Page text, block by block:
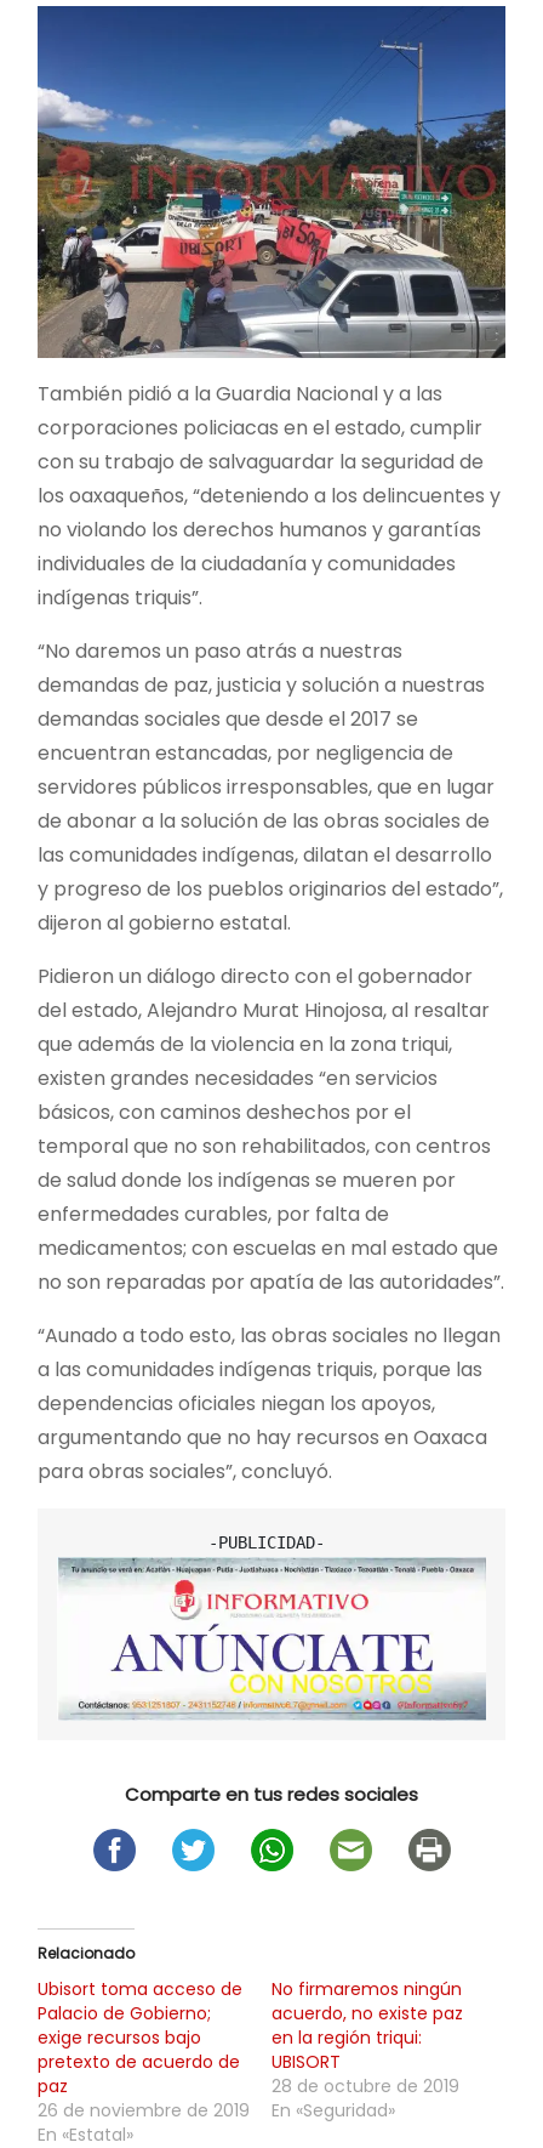
También pidió a la Guardia Nacional y a las
corporaciones policiacas en el estado, cumplir
con su trabajo de salvaguardar la seguridad de
los oaxaqueños, “deteniendo a los delincuentes y
no violando los derechos humanos y garantías
individuales de la ciudadanía y comunidades
indígenas triquis”.
“No daremos un paso atrás a nuestras
demandas de paz, justicia y solución a nuestras
demandas sociales que desde el 2017 se
encuentran estancadas, por negligencia de
servidores públicos irresponsables, que en lugar
de abonar a la solución de las obras sociales de
las comunidades indígenas, dilatan el desarrollo
y progreso de los pueblos originarios del estado”,
dijeron al gobierno estatal.
Pidieron un diálogo directo con el gobernador
del estado, Alejandro Murat Hinojosa, al resaltar
que además de la violencia en la zona triqui,
existen grandes necesidades “en servicios
básicos, con caminos deshechos por el
temporal que no son rehabilitados, con centros
de salud donde los indígenas se mueren por
enfermedades curables, por falta de
medicamentos; con escuelas en mal estado que
no son reparadas por apatía de las autoridades”.
“Aunado a todo esto, las obras sociales no llegan
a las comunidades indígenas triquis, porque las
dependencias oficiales niegan los apoyos,
argumentando que no hay recursos en Oaxaca
para obras sociales”, concluyó.
Comparte en tus redes sociales
Relacionado
Ubisort toma acceso de
Palacio de Gobierno;
exige recursos bajo
pretexto de acuerdo de
paz
26 de noviembre de 2019
En «Estatal»
No firmaremos ningún
acuerdo, no existe paz
en la región triqui:
UBISORT
28 de octubre de 2019
En «Seguridad»